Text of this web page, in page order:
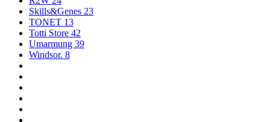
Skills&Genes 23
TONET 13
Totti Store 42
Umarmung 39
Windsor. 8